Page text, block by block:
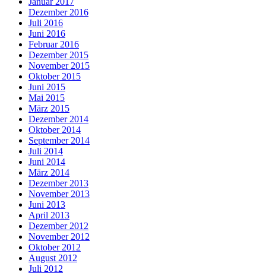
Dezember 2016
Juli 2016
Juni 2016
Februar 2016
Dezember 2015
November 2015
Oktober 2015
Juni 2015
Mai 2015
März 2015
Dezember 2014
Oktober 2014
September 2014
Juli 2014
Juni 2014
März 2014
Dezember 2013
November 2013
Juni 2013
April 2013
Dezember 2012
November 2012
Oktober 2012
August 2012
Juli 2012